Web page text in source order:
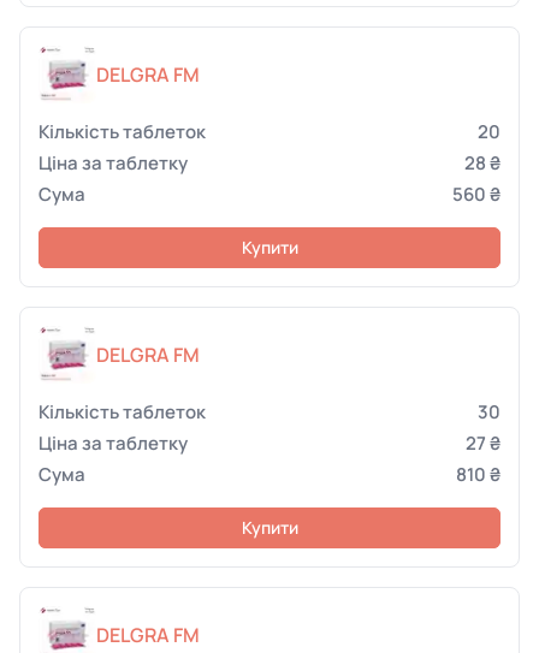
DELGRA FM
20
28 ₴
560 ₴
Купити
DELGRA FM
30
27 ₴
810 ₴
Купити
DELGRA FM